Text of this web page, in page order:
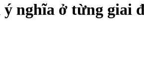
nghĩa ở từng giai